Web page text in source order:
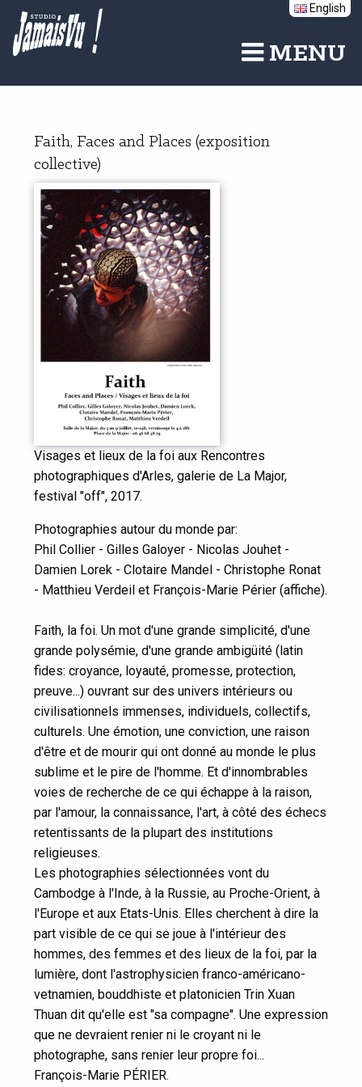
Aller
contenu
English
MENU
Faith, Faces and Places (exposition
collective)
Visages et lieux de la foi aux Rencontres
photographiques d'Arles, galerie de La Major,
festival "off", 2017.
Photographies autour du monde par:
Phil Collier - Gilles Galoyer - Nicolas Jouhet -
Damien Lorek - Clotaire Mandel - Christophe Ronat
- Matthieu Verdeil et François-Marie Périer (affiche).
Faith, la foi. Un mot d'une grande simplicité, d'une
grande polysémie, d'une grande ambigüité (latin
fides: croyance, loyauté, promesse, protection,
preuve...) ouvrant sur des univers intérieurs ou
civilisationnels immenses, individuels, collectifs,
culturels. Une émotion, une conviction, une raison
d'être et de mourir qui ont donné au monde le plus
sublime et le pire de l'homme. Et d'innombrables
voies de recherche de ce qui échappe à la raison,
par l'amour, la connaissance, l'art, à côté des échecs
retentissants de la plupart des institutions
religieuses.
Les photographies sélectionnées vont du
Cambodge à l'Inde, à la Russie, au Proche-Orient, à
l'Europe et aux Etats-Unis. Elles cherchent à dire la
part visible de ce qui se joue à l'intérieur des
hommes, des femmes et des lieux de la foi, par la
lumière, dont l'astrophysicien franco-américano-
vetnamien, bouddhiste et platonicien Trin Xuan
Thuan dit qu'elle est "sa compagne". Une expression
que ne devraient renier ni le croyant ni le
photographe, sans renier leur propre foi...
François-Marie PÉRIER.